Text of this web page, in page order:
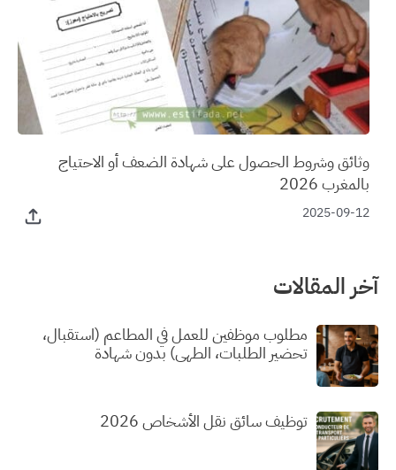
وثائق وشروط الحصول على شهادة الضعف أو الاحتياج
بالمغرب 2026
2025-09-12
آخر المقالات
مطلوب موظفين للعمل في المطاعم (استقبال،
تحضير الطلبات، الطهي) بدون شهادة
توظيف سائق نقل الأشخاص 2026